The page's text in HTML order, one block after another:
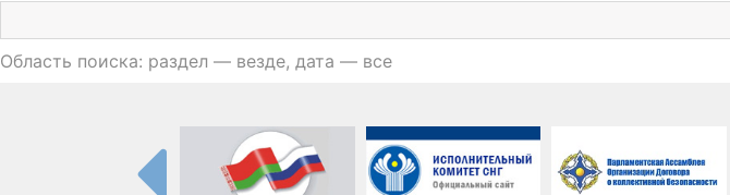
Область поиска: раздел — везде, дата — все